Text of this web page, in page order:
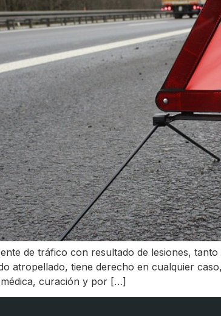
de tráfico con resultado de lesiones,
atropellado, tiene derecho en cualquier
curación y por […]